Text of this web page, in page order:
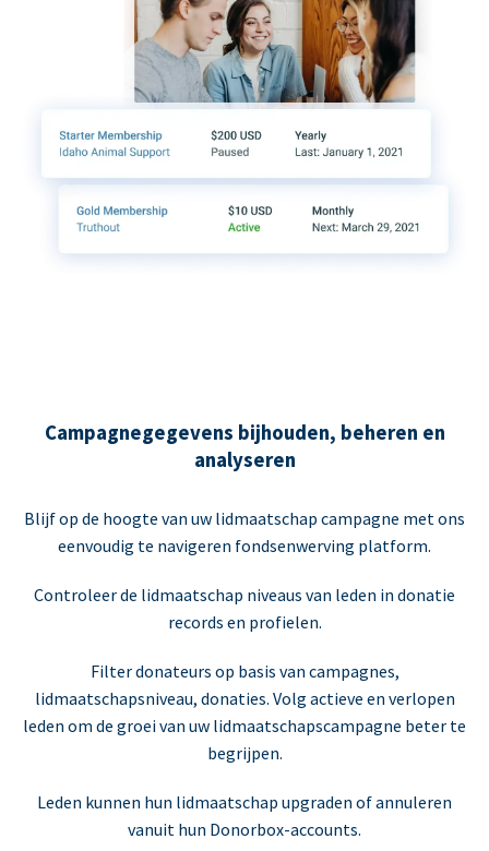
Campagnegegevens bijhouden, beheren en
analyseren
Blijf op de hoogte van uw lidmaatschap campagne met ons
eenvoudig te navigeren fondsenwerving platform.
Controleer de lidmaatschap niveaus van leden in donatie
records en profielen.
Filter donateurs op basis van campagnes,
lidmaatschapsniveau, donaties. Volg actieve en verlopen
leden om de groei van uw lidmaatschapscampagne beter te
begrijpen.
Leden kunnen hun lidmaatschap upgraden of annuleren
vanuit hun Donorbox-accounts.